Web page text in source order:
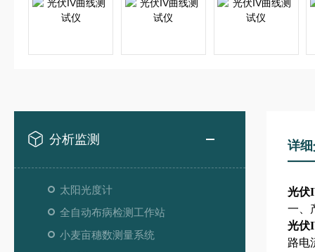
分析监测
太阳光度计
全自动布病检测工作站
小麦亩穗数测量系统
详
光伏
一、
光伏
路电